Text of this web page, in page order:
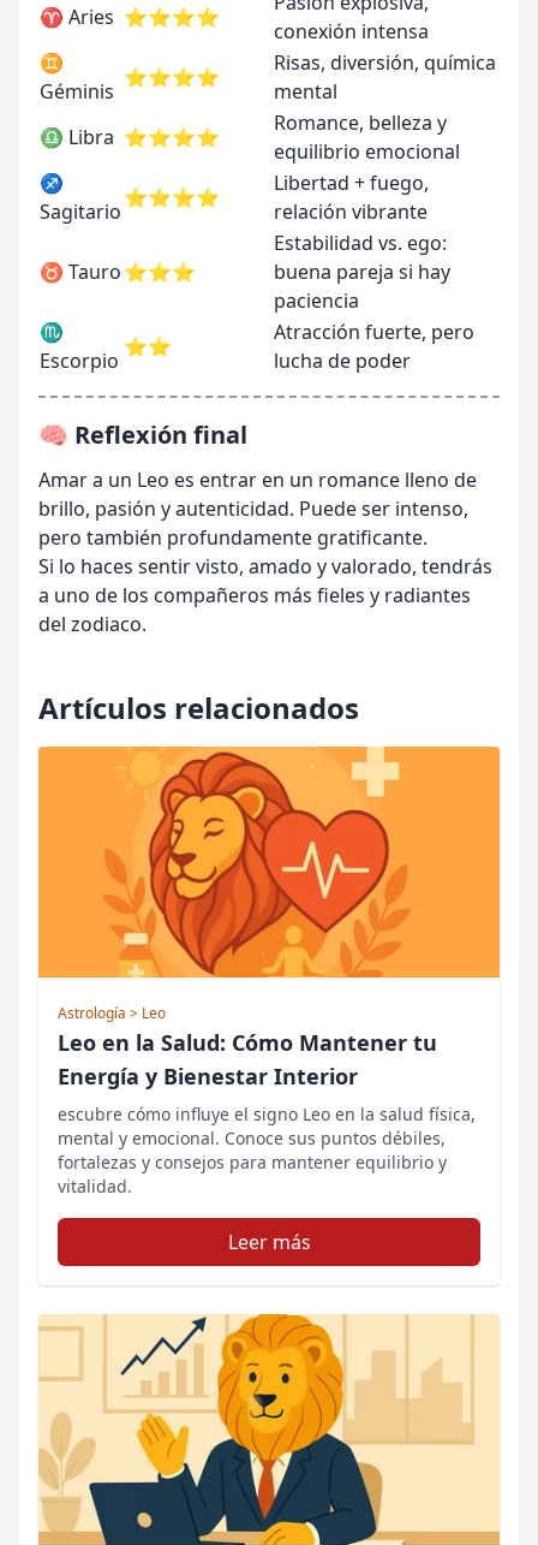
♈ Aries ⭐⭐⭐⭐
conexión intensa
♊
Géminis
⭐⭐⭐⭐
Risas, diversión, química
mental
♎ Libra ⭐⭐⭐⭐
Romance, belleza y
equilibrio emocional
♐
Sagitario
⭐⭐⭐⭐
Libertad + fuego,
relación vibrante
♉ Tauro⭐⭐⭐
Estabilidad vs. ego:
buena pareja si hay
paciencia
♏
Escorpio
⭐⭐
Atracción fuerte, pero
lucha de poder
🧠 Reflexión final
Amar a un Leo es entrar en un romance lleno de
brillo, pasión y autenticidad. Puede ser intenso,
pero también profundamente gratificante.
Si lo haces sentir visto, amado y valorado, tendrás
a uno de los compañeros más fieles y radiantes
del zodiaco.
Artículos relacionados
Astrología > Leo
Leo en la Salud: Cómo Mantener tu
Energía y Bienestar Interior
escubre cómo influye el signo Leo en la salud física,
mental y emocional. Conoce sus puntos débiles,
fortalezas y consejos para mantener equilibrio y
vitalidad.
Leer más